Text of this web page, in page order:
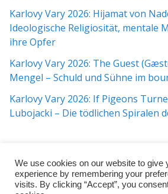
Karlovy Vary 2026: Hijamat von
Ideologische Religiosität, mentale
ihre Opfer
Karlovy Vary 2026: The Guest
Mengel – Schuld und Sühne im
Karlovy Vary 2026: If Pigeons
Lubojacki – Die tödlichen Spiralen
We use cookies on our website to give
experience by remembering your
visits. By clicking “Accept”, you